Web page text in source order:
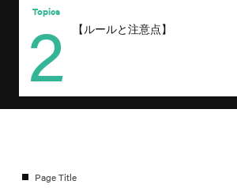
【ルールと注意点】
Topics
2